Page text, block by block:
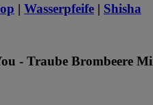
| Wasserpfeife | Shisha
- Traube Brombeere